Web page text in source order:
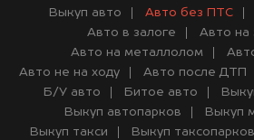
Выкуп авто Авто без ПТС
Авто в залоге
Авто на
Авто на металлолом
Авто не на ходу
Авто после ДТП
Б/У авто
Битое авто
Выкуп автопарков
Выкуп
Выкуп такси
Выкуп таксопарков